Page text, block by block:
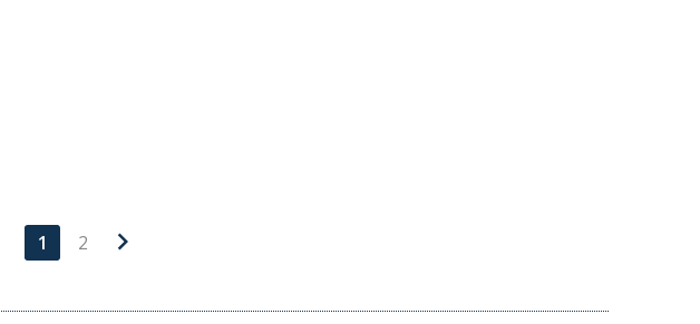
1 2 chevron_right